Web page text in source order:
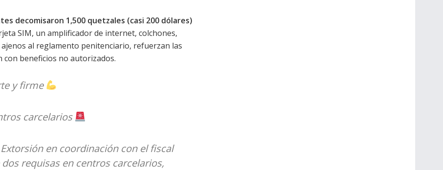
decomisaron 1,500 quetzales (casi 200 dólares)
SIM, un amplificador de internet, colchones,
al reglamento penitenciario, refuerzan las
con beneficios no autorizados.
y firme
carcelarios
en coordinación con el fiscal
requisas en centros carcelarios,